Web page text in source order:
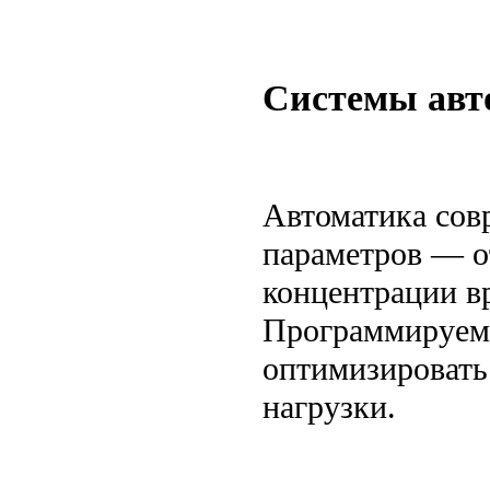
Системы
Автоматика
параметров —
концентрации
нагрузки.